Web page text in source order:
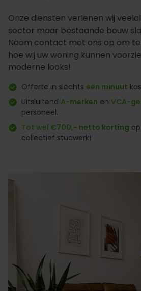
Onze diensten verlenen wij
sector maar bestaande bouw
Neem contact met ons op om
hoe wij uw woning kunnen
moderne looks!
Offerte in slechts één minuut
Uitsluitend A-merken en VCA-
personeel.
Tot wel €700,- netto korting
collectief stucwerk!